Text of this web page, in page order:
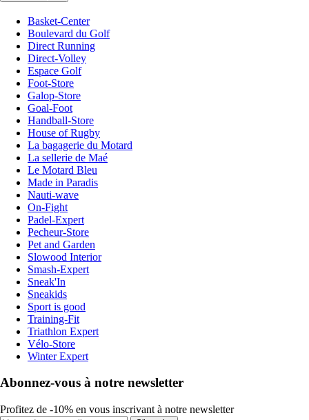
Basket-Center
Boulevard du Golf
Direct Running
Direct-Volley
Espace Golf
Foot-Store
Galop-Store
Goal-Foot
Handball-Store
House of Rugby
La bagagerie du Motard
La sellerie de Maé
Le Motard Bleu
Made in Paradis
Nauti-wave
On-Fight
Padel-Expert
Pecheur-Store
Pet and Garden
Slowood Interior
Smash-Expert
Sneak'In
Sneakids
Sport is good
Training-Fit
Triathlon Expert
Vélo-Store
Winter Expert
Abonnez-vous à notre newsletter
Profitez de -10% en vous inscrivant à notre newsletter